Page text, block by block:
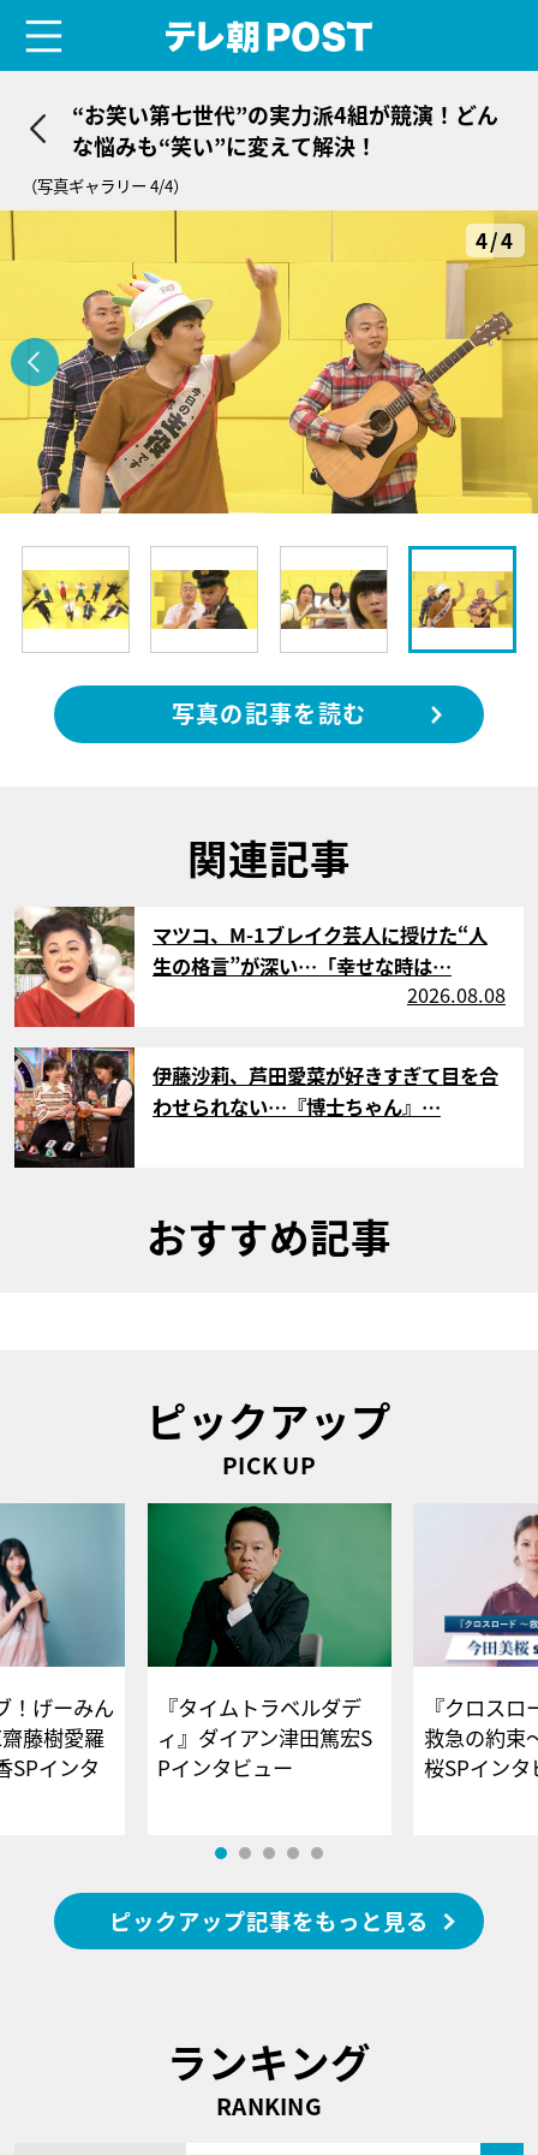
“お笑い第七世代”の実力派4組が競演！どん
な悩みも“笑い”に変えて解決！
（写真ギャラリー 4/4）
4/4
写真の記事を読む
関連記事
サムネイル
マツコ、M-1ブレイク芸人に授けた“人
生の格言”が深い…「幸せな時は…
2026.08.08
サムネイル
伊藤沙莉、芦田愛菜が好きすぎて目を合
わせられない…『博士ちゃん』…
おすすめ記事
ピックアップ
PICK UP
！げーみん
藤樹愛羅
SPインタ
『タイムトラベルダデ
ィ』ダイアン津田篤宏S
Pインタビュー
『クロス
救急の約束
桜SPイ
ピックアップ記事をもっと見る
ランキング
RANKING